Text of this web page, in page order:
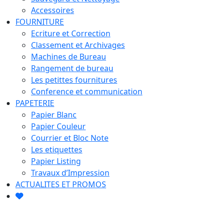
Accessoires
FOURNITURE
Ecriture et Correction
Classement et Archivages
Machines de Bureau
Rangement de bureau
Les petittes fournitures
Conference et communication
PAPETERIE
Papier Blanc
Papier Couleur
Courrier et Bloc Note
Les etiquettes
Papier Listing
Travaux d’Impression
ACTUALITES ET PROMOS